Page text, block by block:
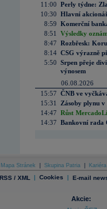
11:00 Perly týdne:
10:30 Hlavní
8:59 Komerční
8:51
Výsledky
8:47 Rozbřesk:
8:14 CSG výrazně
5:50 Srpen přeje
výnosem
06.08.2026
15:57 ČNB ve
15:31
Zásoby plynu
14:47 Růst
14:37 Bankovní rada
Mapa Stránek Skupina Patria
RSS / XML | Cookies | E-mail
Akcie: